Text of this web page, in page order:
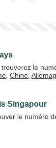
le
Chine
Singapour
le numéro